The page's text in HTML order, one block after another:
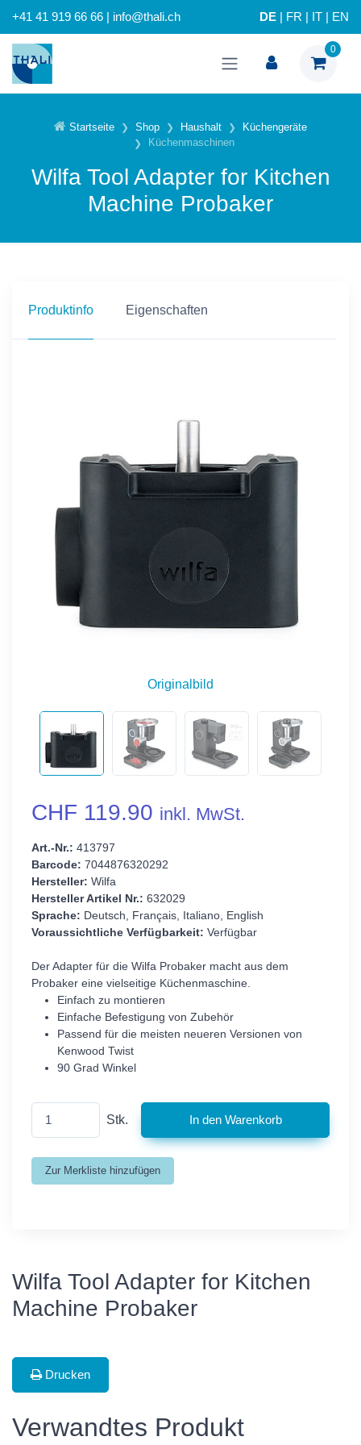
+41 41 919 66 66 | info@thali.ch DE FR IT EN
0
Startseite Shop Haushalt
Küchengeräte
Küchenmaschinen
Wilfa Tool Adapter for Kitchen
Machine Probaker
Produktinfo Eigenschaften
Originalbild
CHF 119.90 inkl. MwSt.
Art.-Nr.: 413797
Barcode: 7044876320292
Hersteller: Wilfa
Hersteller Artikel Nr.: 632029
Sprache: Deutsch, Français, Italiano, English
Voraussichtliche Verfügbarkeit: Verfügbar
Der Adapter für die Wilfa Probaker macht aus dem
Probaker eine vielseitige Küchenmaschine.
Einfach zu montieren
Einfache Befestigung von Zubehör
Passend für die meisten neueren Versionen von
Kenwood Twist
90 Grad Winkel
Stk.
Wilfa Tool Adapter for Kitchen
Machine Probaker
Drucken
Verwandtes Produkt